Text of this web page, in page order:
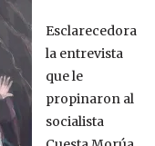
Esclarecedora
la entrevista
que le
propinaron al
socialista